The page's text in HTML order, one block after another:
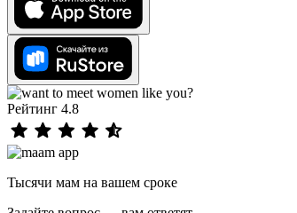
Рейтинг 4.8
Тысячи мам на вашем сроке